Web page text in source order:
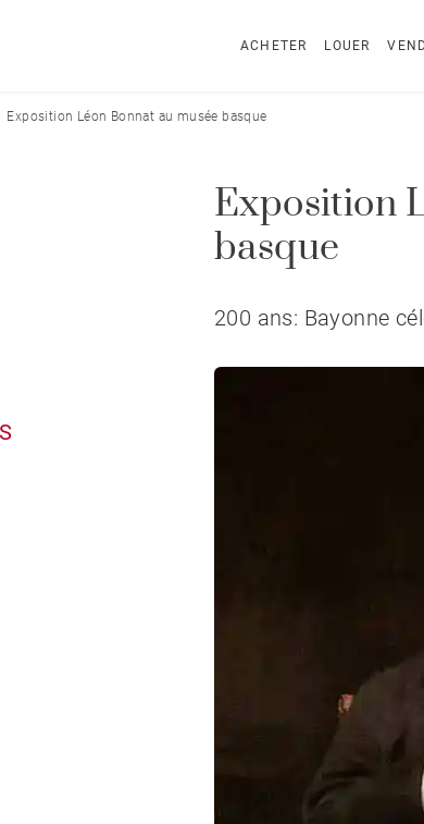
ACHETER LOUER
Exposition Léon Bonnat au musée basque
Exposition
basque
200 ans: Bayonne